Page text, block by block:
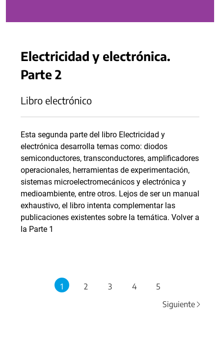
Electricidad y electrónica.
Parte 2
Libro electrónico
Esta segunda parte del libro Electricidad y
electrónica desarrolla temas como: diodos
semiconductores, transconductores, amplificadores
operacionales, herramientas de experimentación,
sistemas microelectromecánicos y electrónica y
medioambiente, entre otros. Lejos de ser un manual
exhaustivo, el libro intenta complementar las
publicaciones existentes sobre la temática. Volver a
la Parte 1
1 2 3 4
5
Siguiente